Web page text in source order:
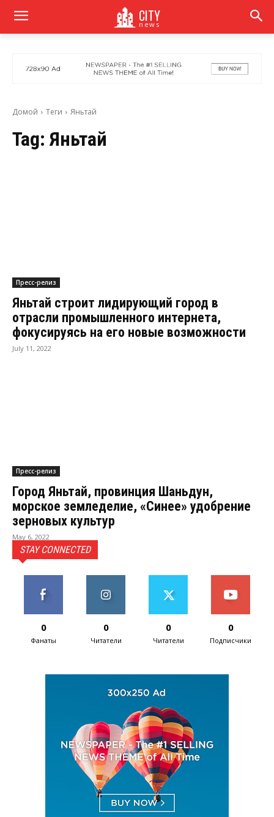
CITY
news
Домой Теги Яньтай
Tag: Яньтай
Пресс-релиз
Яньтай строит лидирующий город в
отрасли промышленного интернета,
фокусируясь на его новые возможности
July 11, 2022
Пресс-релиз
Город Яньтай, провинция Шаньдун,
морское земледелие, «Синее» удобрение
зерновых культур
May 6, 2022
STAY CONNECTED
0
Фанаты
0
Читатели
0
Читатели
0
Подписчики